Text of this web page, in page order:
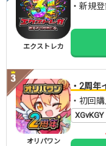
エクストレカ
・新規
オリパワン
・2周年
・初回
XGvKGY